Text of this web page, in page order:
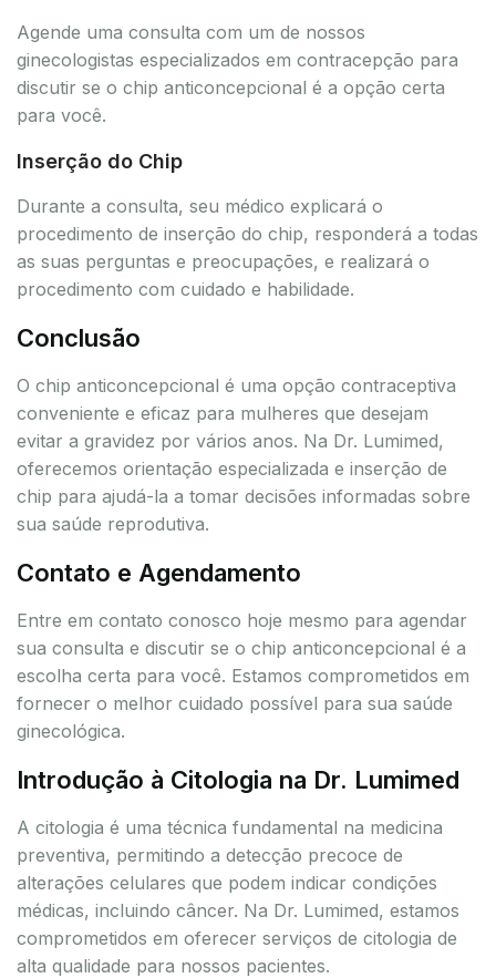
Agende uma consulta com um de nossos
ginecologistas especializados em contracepção para
discutir se o chip anticoncepcional é a opção certa
para você.
Inserção do Chip
Durante a consulta, seu médico explicará o
procedimento de inserção do chip, responderá a todas
as suas perguntas e preocupações, e realizará o
procedimento com cuidado e habilidade.
Conclusão
O chip anticoncepcional é uma opção contraceptiva
conveniente e eficaz para mulheres que desejam
evitar a gravidez por vários anos. Na Dr. Lumimed,
oferecemos orientação especializada e inserção de
chip para ajudá-la a tomar decisões informadas sobre
sua saúde reprodutiva.
Contato e Agendamento
Entre em contato conosco hoje mesmo para agendar
sua consulta e discutir se o chip anticoncepcional é a
escolha certa para você. Estamos comprometidos em
fornecer o melhor cuidado possível para sua saúde
ginecológica.
Introdução à Citologia na Dr. Lumimed
A citologia é uma técnica fundamental na medicina
preventiva, permitindo a detecção precoce de
alterações celulares que podem indicar condições
médicas, incluindo câncer. Na Dr. Lumimed, estamos
comprometidos em oferecer serviços de citologia de
alta qualidade para nossos pacientes.